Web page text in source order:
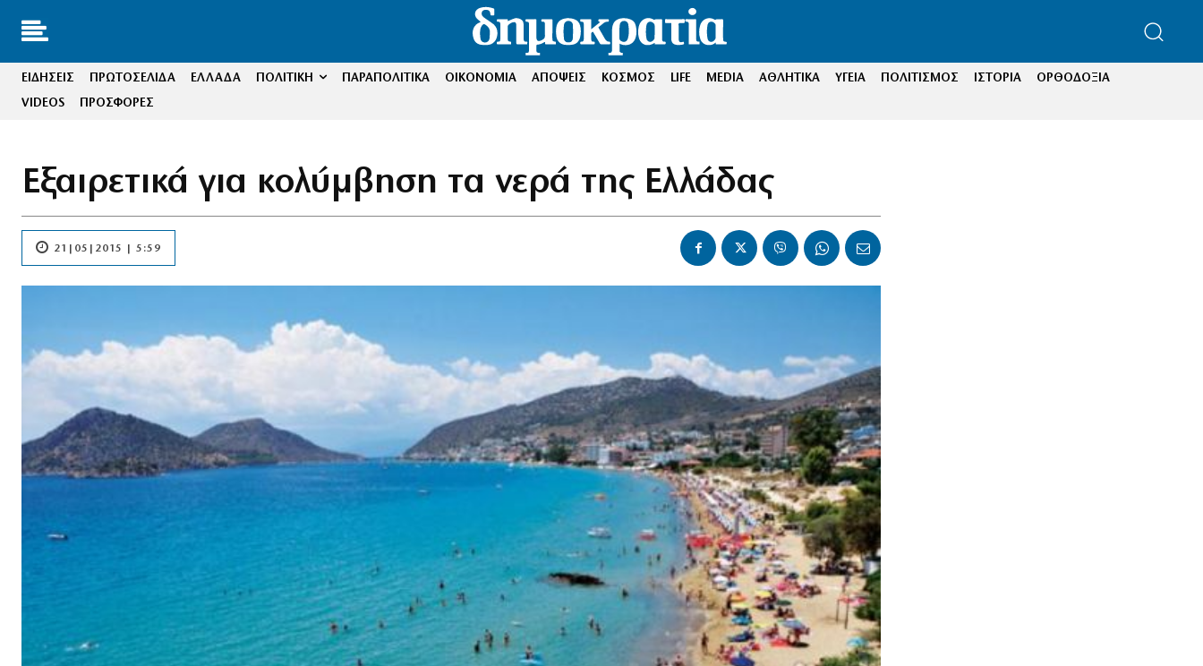
ΕΙΔΗΣΕΙΣ ΠΡΩΤΟΣΕΛΙΔΑ ΕΛΛΑΔΑ ΠΟΛΙΤΙΚΗ ΠΑΡΑΠΟΛΙΤΙΚΑ ΟΙΚΟΝΟΜΙΑ ΑΠΟΨΕΙΣ ΚΟΣΜΟΣ LIFE MEDIA ΑΘΛΗΤΙΚΑ ΥΓΕΙΑ ΠΟΛΙΤΙΣΜΟΣ ΙΣΤΟΡΙΑ
ΟΡΘΟΔΟΞΙΑ
VIDEOS
ΠΡΟΣΦΟΡΕΣ
Εξαιρετικά για κολύμβηση τα νερά της Ελλάδας
21|05|2015 | 5:59